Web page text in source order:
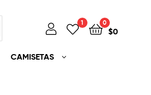
1 0
$0
CAMISETAS